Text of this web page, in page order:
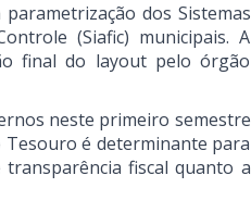
dos Sistemas
(Siafic) municipais. A
final do layout pelo órgão
neste primeiro semestre
Tesouro é determinante para
fiscal quanto a